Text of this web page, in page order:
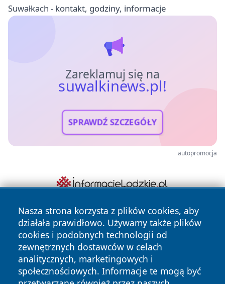
Suwałkach - kontakt, godziny, informacje
Zareklamuj się na
suwalkinews.pl!
SPRAWDŹ SZCZEGÓŁY
autopromocja
Nasza strona korzysta z plików cookies, aby
działała prawidłowo. Używamy także plików
cookies i podobnych technologii od
zewnętrznych dostawców w celach
analitycznych, marketingowych i
społecznościowych. Informacje te mogą być
Copyright © 2026 suwalkinews.pl Wszystkie prawa